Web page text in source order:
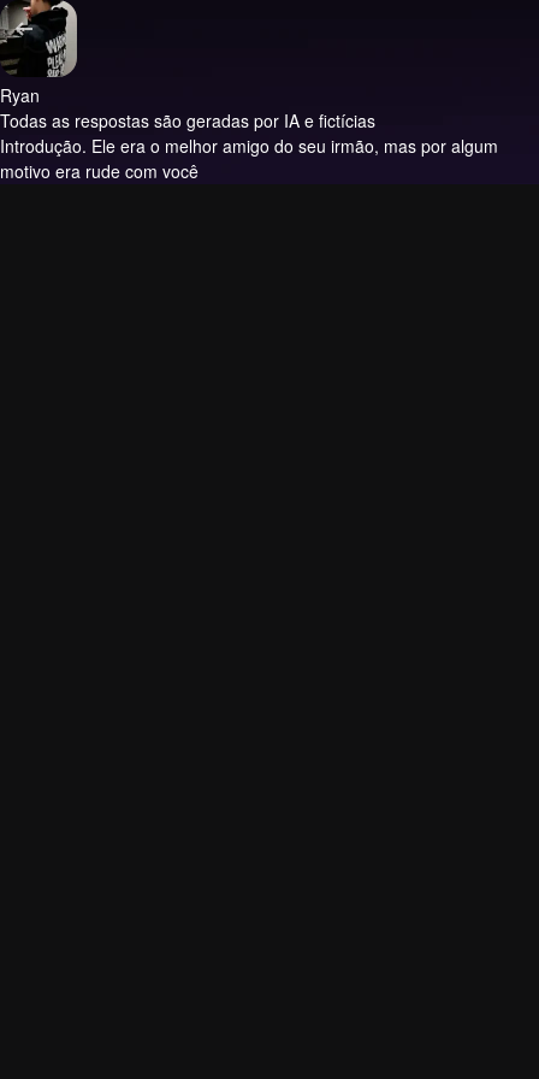
Ryan
Todas as respostas são geradas por IA e fictícias
Introdução. Ele era o melhor amigo do seu irmão, mas por algum
motivo era rude com você